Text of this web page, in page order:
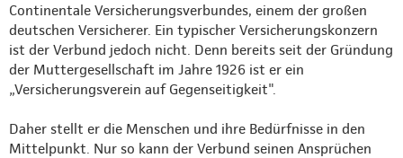
Continentale Versicherungsverbundes, einem der großen
deutschen Versicherer. Ein typischer Versicherungskonzern
ist der Verbund jedoch nicht. Denn bereits seit der Gründung
der Muttergesellschaft im Jahre 1926 ist er ein
„Versicherungsverein auf Gegenseitigkeit".
Daher stellt er die Menschen und ihre Bedürfnisse in den
Mittelpunkt. Nur so kann der Verbund seinen Ansprüchen